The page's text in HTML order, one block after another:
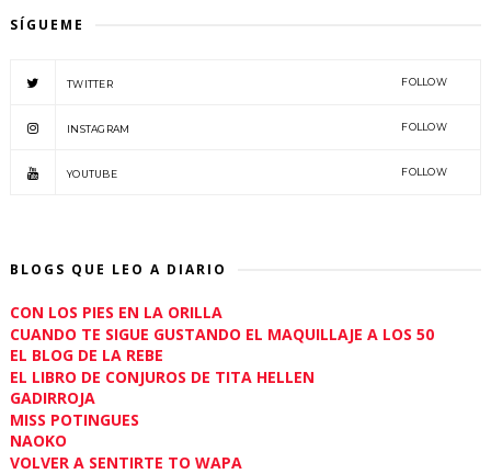
SÍGUEME
TWITTER FOLLOW
INSTAGRAM FOLLOW
YOUTUBE FOLLOW
BLOGS QUE LEO A DIARIO
CON LOS PIES EN LA ORILLA
CUANDO TE SIGUE GUSTANDO EL MAQUILLAJE A LOS 50
EL BLOG DE LA REBE
EL LIBRO DE CONJUROS DE TITA HELLEN
GADIRROJA
MISS POTINGUES
NAOKO
VOLVER A SENTIRTE TO WAPA